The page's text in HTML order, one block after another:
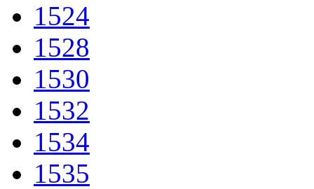
1524
1528
1530
1532
1534
1535